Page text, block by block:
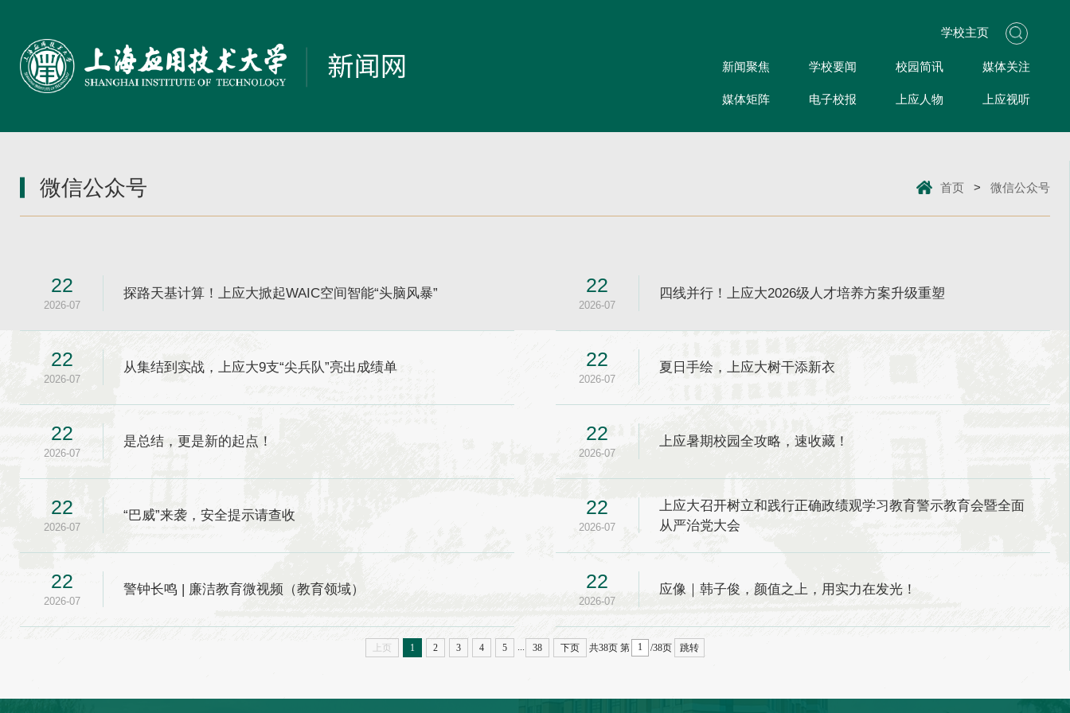
学校主页
新闻聚焦 学校要闻 校园简讯 媒体关注
媒体矩阵 电子校报 上应人物 上应视听
微信公众号 首页> 微信公众号
22
2026-07
探路天基计算！上应大掀起WAIC空间智能“头脑风暴” 22
2026-07
四线并行！上应大2026级人才培养方案升级重塑
22
2026-07
从集结到实战，上应大9支“尖兵队”亮出成绩单 22
2026-07
夏日手绘，上应大树干添新衣
22
2026-07
是总结，更是新的起点！ 22
2026-07
上应暑期校园全攻略，速收藏！
22
2026-07
“巴威”来袭，安全提示请查收 22
2026-07
上应大召开树立和践行正确政绩观学习教育警示教育会暨全面
从严治党大会
22
2026-07
警钟长鸣 | 廉洁教育微视频（教育领域） 22
2026-07
应像｜韩子俊，颜值之上，用实力在发光！
上页 1 2 3 4 5 38 下页 共38页 第 /38页 跳转